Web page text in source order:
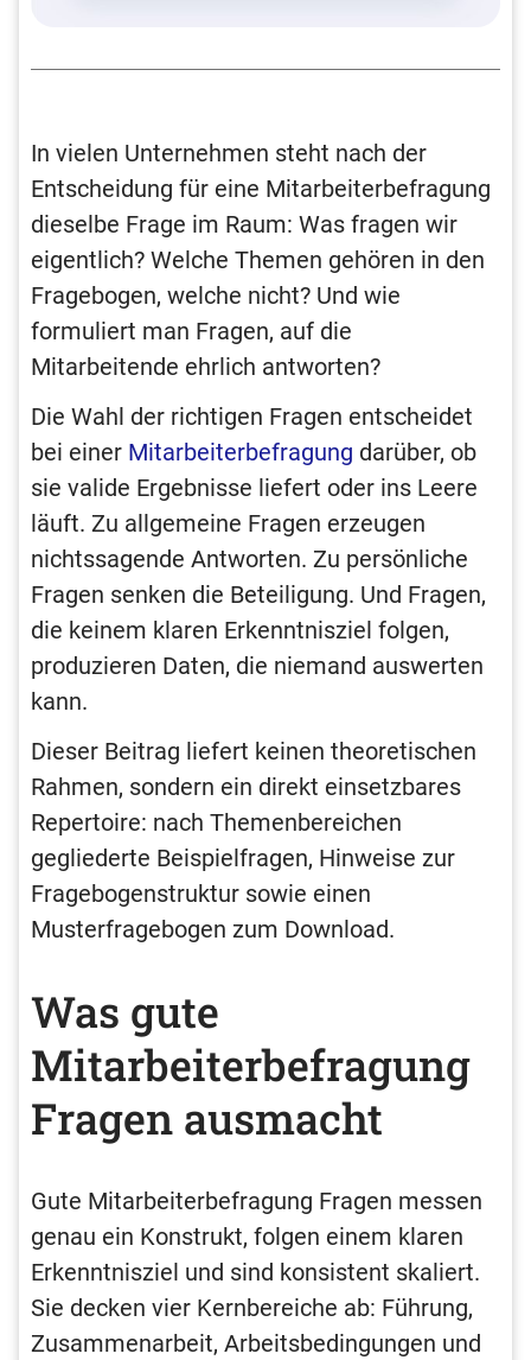
In vielen Unternehmen steht nach der
Entscheidung für eine Mitarbeiterbefragung
dieselbe Frage im Raum: Was fragen wir
eigentlich? Welche Themen gehören in den
Fragebogen, welche nicht? Und wie
formuliert man Fragen, auf die
Mitarbeitende ehrlich antworten?
Die Wahl der richtigen Fragen entscheidet
bei einer Mitarbeiterbefragung darüber, ob
sie valide Ergebnisse liefert oder ins Leere
läuft. Zu allgemeine Fragen erzeugen
nichtssagende Antworten. Zu persönliche
Fragen senken die Beteiligung. Und Fragen,
die keinem klaren Erkenntnisziel folgen,
produzieren Daten, die niemand auswerten
kann.
Dieser Beitrag liefert keinen theoretischen
Rahmen, sondern ein direkt einsetzbares
Repertoire: nach Themenbereichen
gegliederte Beispielfragen, Hinweise zur
Fragebogenstruktur sowie einen
Musterfragebogen zum Download.
Was gute
Mitarbeiterbefragung
Fragen ausmacht
Gute Mitarbeiterbefragung Fragen messen
genau ein Konstrukt, folgen einem klaren
Erkenntnisziel und sind konsistent skaliert.
Sie decken vier Kernbereiche ab: Führung,
Zusammenarbeit, Arbeitsbedingungen und